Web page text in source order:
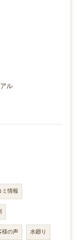
ル
ミ情報
様の声 水廻り